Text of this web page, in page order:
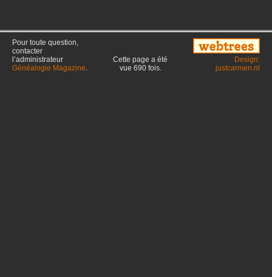
Pour toute question,
contacter
l’administrateur
Généalogie Magazine.
Cette page a été
vue 690fois.
Design:
justcarmen.nl